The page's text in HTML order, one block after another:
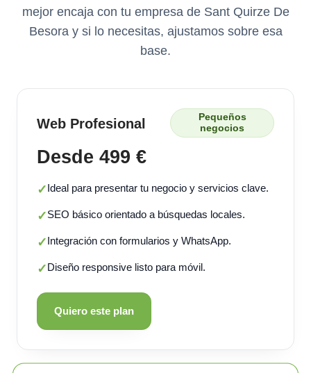
mejor encaja con tu empresa de Sant Quirze De
Besora y si lo necesitas, ajustamos sobre esa
base.
Web Profesional
Pequeños
negocios
Desde 499 €
✓Ideal para presentar tu negocio y servicios clave.
✓SEO básico orientado a búsquedas locales.
✓Integración con formularios y WhatsApp.
✓Diseño responsive listo para móvil.
Quiero este plan